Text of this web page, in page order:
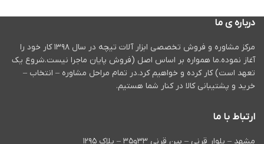
درباره ی ما
مرکز مشاوره و فروش تخصصی ابزار آلات تیچه در سال ۱۳۹۸ کار خود را
آغاز نموده.ما همواره بر اساس اصل (فروش پایان ماجرا نیست.شروع یک
تعهد است) کار کرده و خواهیم کرد.در تمام مراحل مشاوره – انتخاب –
خرید و پشتیبانی کالا در کنار شما هستیم.
ارتباط با ما
مشهد – بلوار قرنی – بین قرنی ۳۳و۳۵ – پلاک ۱۲۹۵